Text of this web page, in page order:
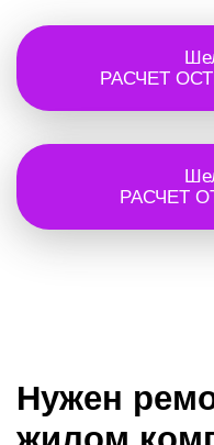
РАСЧЕТ
РАСЧЕТ
Нужен